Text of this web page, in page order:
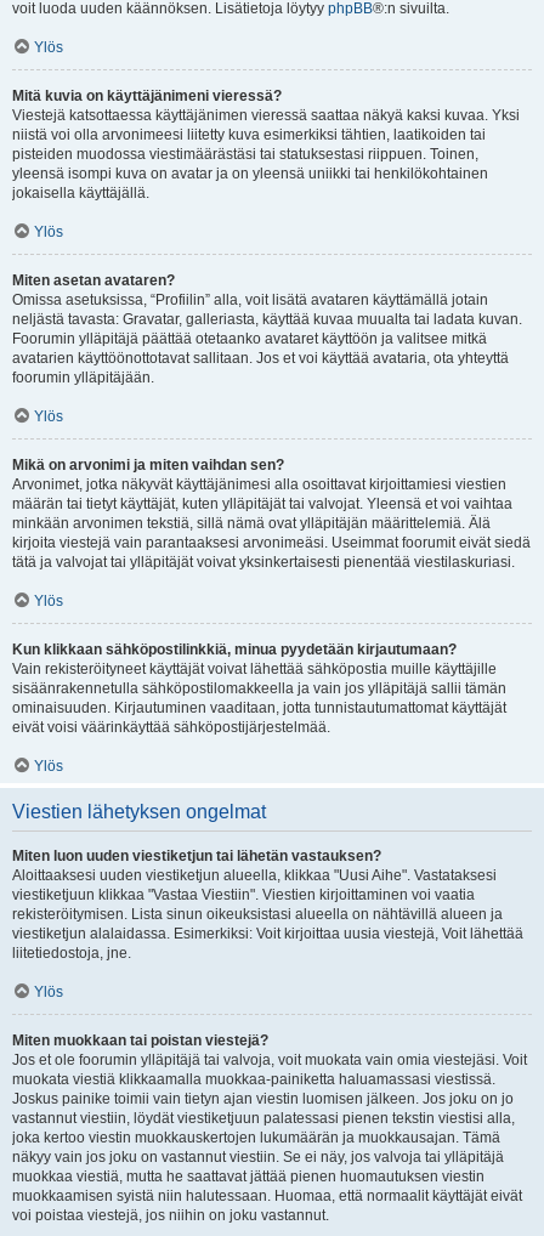
voit luoda uuden käännöksen. Lisätietoja löytyy phpBB®:n sivuilta.
Ylös
Mitä kuvia on käyttäjänimeni vieressä?
Viestejä katsottaessa käyttäjänimen vieressä saattaa näkyä kaksi kuvaa. Yksi
niistä voi olla arvonimeesi liitetty kuva esimerkiksi tähtien, laatikoiden tai
pisteiden muodossa viestimäärästäsi tai statuksestasi riippuen. Toinen,
yleensä isompi kuva on avatar ja on yleensä uniikki tai henkilökohtainen
jokaisella käyttäjällä.
Ylös
Miten asetan avataren?
Omissa asetuksissa, “Profiilin” alla, voit lisätä avataren käyttämällä jotain
neljästä tavasta: Gravatar, galleriasta, käyttää kuvaa muualta tai ladata kuvan.
Foorumin ylläpitäjä päättää otetaanko avataret käyttöön ja valitsee mitkä
avatarien käyttöönottotavat sallitaan. Jos et voi käyttää avataria, ota yhteyttä
foorumin ylläpitäjään.
Ylös
Mikä on arvonimi ja miten vaihdan sen?
Arvonimet, jotka näkyvät käyttäjänimesi alla osoittavat kirjoittamiesi viestien
määrän tai tietyt käyttäjät, kuten ylläpitäjät tai valvojat. Yleensä et voi vaihtaa
minkään arvonimen tekstiä, sillä nämä ovat ylläpitäjän määrittelemiä. Älä
kirjoita viestejä vain parantaaksesi arvonimeäsi. Useimmat foorumit eivät siedä
tätä ja valvojat tai ylläpitäjät voivat yksinkertaisesti pienentää viestilaskuriasi.
Ylös
Kun klikkaan sähköpostilinkkiä, minua pyydetään kirjautumaan?
Vain rekisteröityneet käyttäjät voivat lähettää sähköpostia muille käyttäjille
sisäänrakennetulla sähköpostilomakkeella ja vain jos ylläpitäjä sallii tämän
ominaisuuden. Kirjautuminen vaaditaan, jotta tunnistautumattomat käyttäjät
eivät voisi väärinkäyttää sähköpostijärjestelmää.
Ylös
Viestien lähetyksen ongelmat
Miten luon uuden viestiketjun tai lähetän vastauksen?
Aloittaaksesi uuden viestiketjun alueella, klikkaa "Uusi Aihe". Vastataksesi
viestiketjuun klikkaa "Vastaa Viestiin". Viestien kirjoittaminen voi vaatia
rekisteröitymisen. Lista sinun oikeuksistasi alueella on nähtävillä alueen ja
viestiketjun alalaidassa. Esimerkiksi: Voit kirjoittaa uusia viestejä, Voit lähettää
liitetiedostoja, jne.
Ylös
Miten muokkaan tai poistan viestejä?
Jos et ole foorumin ylläpitäjä tai valvoja, voit muokata vain omia viestejäsi. Voit
muokata viestiä klikkaamalla muokkaa-painiketta haluamassasi viestissä.
Joskus painike toimii vain tietyn ajan viestin luomisen jälkeen. Jos joku on jo
vastannut viestiin, löydät viestiketjuun palatessasi pienen tekstin viestisi alla,
joka kertoo viestin muokkauskertojen lukumäärän ja muokkausajan. Tämä
näkyy vain jos joku on vastannut viestiin. Se ei näy, jos valvoja tai ylläpitäjä
muokkaa viestiä, mutta he saattavat jättää pienen huomautuksen viestin
muokkaamisen syistä niin halutessaan. Huomaa, että normaalit käyttäjät eivät
voi poistaa viestejä, jos niihin on joku vastannut.